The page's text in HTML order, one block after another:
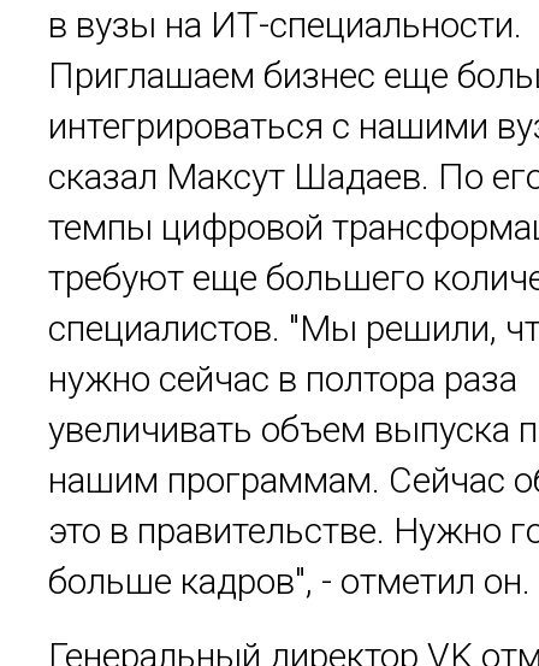
в вузы на ИТ-специальности.
Приглашаем бизнес еще
интегрироваться с нашими
сказал Максут Шадаев. По
темпы цифровой
требуют еще большего
специалистов. "Мы решили,
нужно сейчас в полтора раза
увеличивать объем выпуска
нашим программам. Сейчас
это в правительстве. Нужно
больше кадров", - отметил он.
Генеральный директор VK